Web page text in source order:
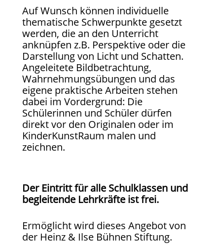
Auf Wunsch können individuelle
thematische Schwerpunkte gesetzt
werden, die an den Unterricht
anknüpfen z.B. Perspektive oder die
Darstellung von Licht und Schatten.
Angeleitete Bildbetrachtung,
Wahrnehmungsübungen und das
eigene praktische Arbeiten stehen
dabei im Vordergrund: Die
Schülerinnen und Schüler dürfen
direkt vor den Originalen oder im
KinderKunstRaum malen und
zeichnen.
Der Eintritt für alle Schulklassen und
begleitende Lehrkräfte ist frei.
Ermöglicht wird dieses Angebot von
der Heinz & Ilse Bühnen Stiftung.